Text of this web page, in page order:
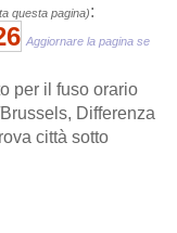
questa pagina):
Aggiornare la pagina se
per il fuso orario
Differenza
città sotto